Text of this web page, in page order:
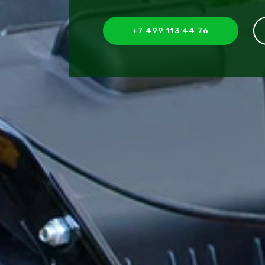
+7 499 113 44 76